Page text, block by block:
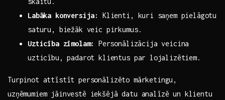
Labāka konversija:
Klienti,‍ kuri ⁢saņem pielāgotu
saturu, ‍biežāk veic pirkumus.
Uzticība zīmolam:
⁣Personālizācija veicina
uzticību, padarot klientus par ⁣lojalizētiem.
Turpinot attīstīt personālizēto mārketingu,
uzņēmumiem jāinvestē iekšējā datu‍ analīzē un klientu